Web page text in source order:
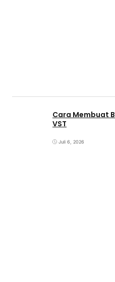
Cara Membuat
VST
Juli 6, 2026